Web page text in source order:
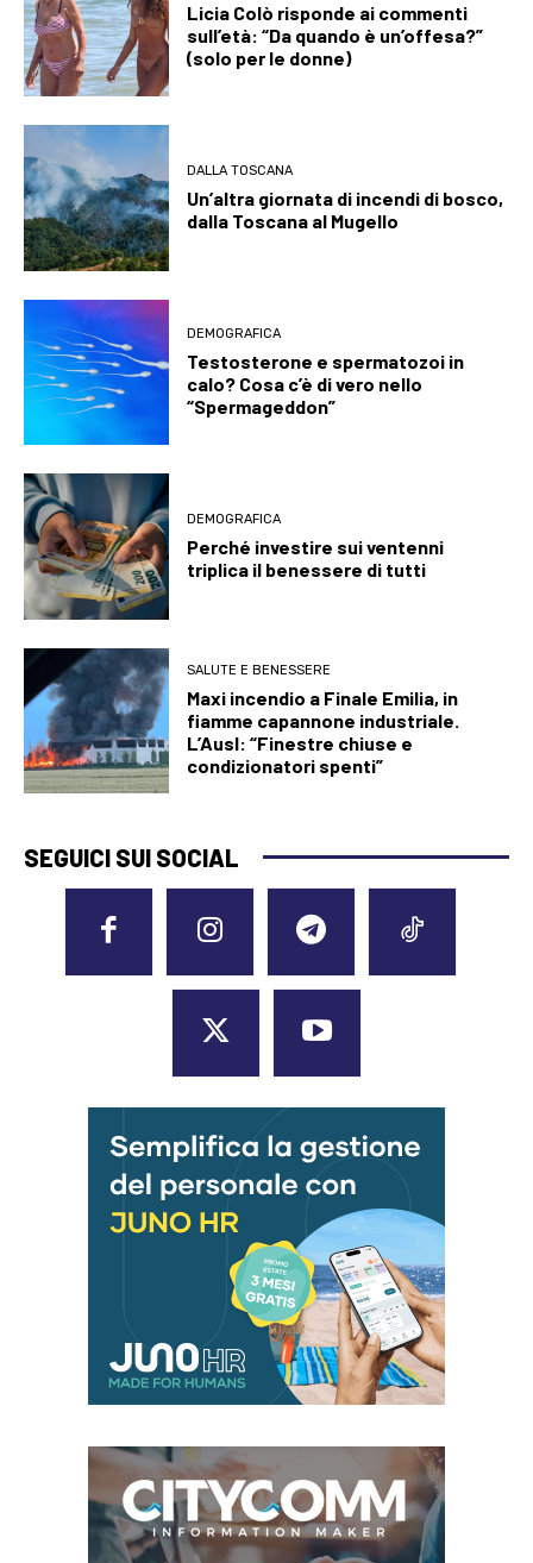
Licia Colò risponde ai commenti
sull’età: “Da quando è un’offesa?”
(solo per le donne)
DALLA TOSCANA
Un’altra giornata di incendi di bosco,
dalla Toscana al Mugello
DEMOGRAFICA
Testosterone e spermatozoi in
calo? Cosa c’è di vero nello
“Spermageddon”
DEMOGRAFICA
Perché investire sui ventenni
triplica il benessere di tutti
SALUTE E BENESSERE
Maxi incendio a Finale Emilia, in
fiamme capannone industriale.
L’Ausl: “Finestre chiuse e
condizionatori spenti”
SEGUICI SUI SOCIAL